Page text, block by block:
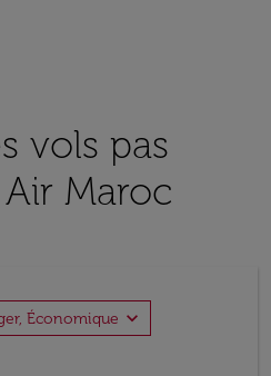
vols pas
Maroc
Économique expand_more